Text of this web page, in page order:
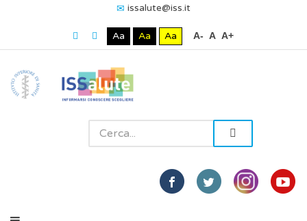
issalute@iss.it
Aa Aa Aa A- A A+